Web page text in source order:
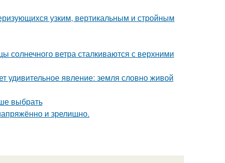
узким, вертикальным и стройным
солнечного ветра сталкиваются с верхними
удивительное явление: земля словно живой
выбрать
и зрелищно.